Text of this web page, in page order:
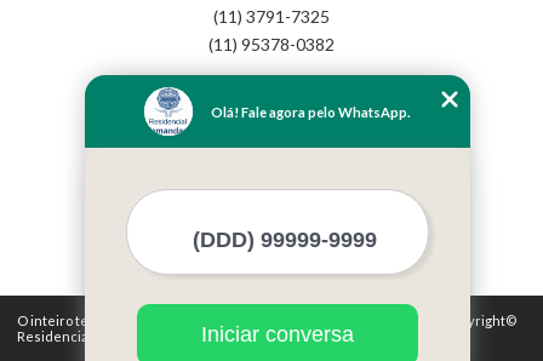
(11) 3791-7325
(11) 95378-0382
Empresa
Missão
Mapa do site
Mais Serviços
O inteiro teor deste site está sujeito à proteção de direitos autorais. Copyright©
Residencial Tamandaré (Lei 9610 de 19/02/1998)
Olá! Fale agora pelo WhatsApp.
Iniciar conversa